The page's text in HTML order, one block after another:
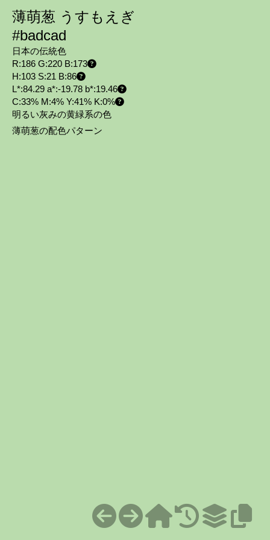
薄萌葱 うすもえぎ
#badcad
日本の伝統色
R:186 G:220 B:173
H:103 S:21 B:86
L*:84.29 a*:-19.78 b*:19.46
C:33% M:4% Y:41% K:0%
明るい灰みの黄緑系の色
薄萌葱の配色パターン